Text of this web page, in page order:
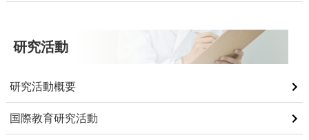
研究活動
研究活動概要
国際教育研究活動